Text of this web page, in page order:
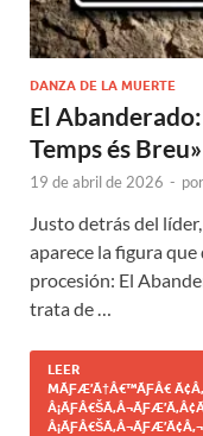
DANZA DE LA MUERTE
El
Temps és Breu»
19 de abril de 2026 - por
Justo detrás del
aparece la figura
procesión: El
trata de …
LEER
MÃƑÆ’Ã†Â€™ÃƑÂ€